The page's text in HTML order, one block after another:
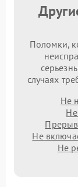
Поломки,
случаях
Не
Не
Не